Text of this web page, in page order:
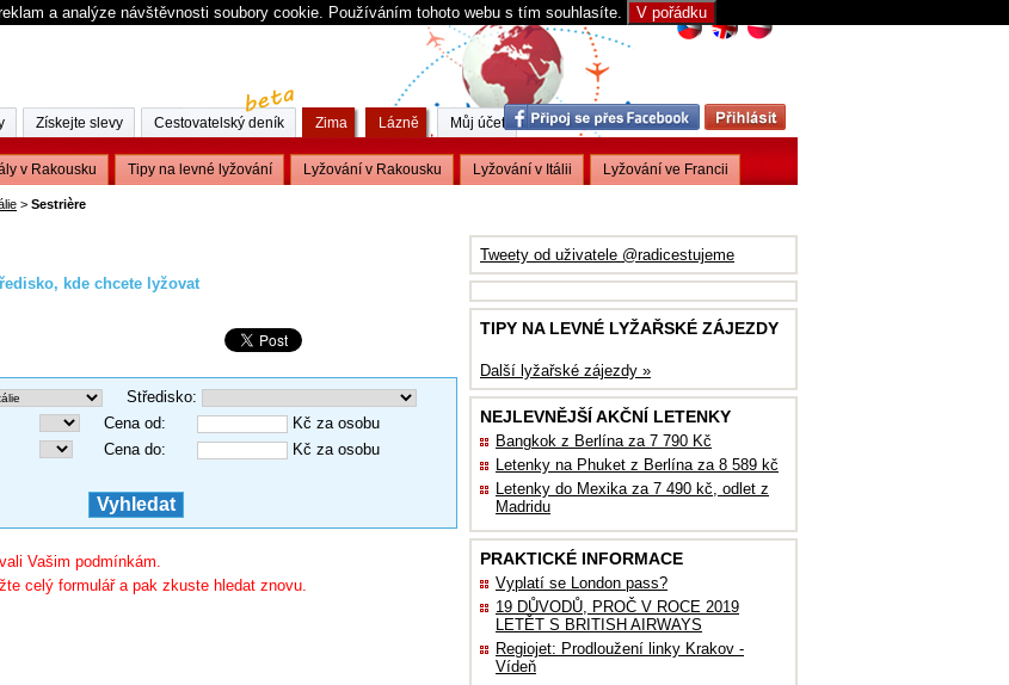
a analýze návštěvnosti soubory cookie. Používáním tohoto webu s tím souhlasíte. V pořádku
> Sestrière
kde chcete lyžovat
Středisko:
Cena od:
Kč za osobu
Cena do:
Kč za osobu
Vašim podmínkám.
celý formulář a pak zkuste hledat znovu.
Tweety od uživatele @radicestujeme
TIPY NA LEVNÉ LYŽAŘSKÉ ZÁJEZDY
Další lyžařské zájezdy »
NEJLEVNĚJŠÍ AKČNÍ LETENKY
Bangkok z Berlína za 7 790 Kč
Letenky na Phuket z Berlína za 8 589 kč
Letenky do Mexika za 7 490 kč, odlet z
Madridu
PRAKTICKÉ INFORMACE
Vyplatí se London pass?
19 DŮVODŮ, PROČ V ROCE 2019
LETĚT S BRITISH AIRWAYS
Regiojet: Prodloužení linky Krakov -
Vídeň
Získejte slevy Cestovatelský deník Zima
v Rakousku Tipy na levné lyžování Lyžování v Rakousku Lyžování v Itálii Lyžování ve Francii
Lázně Můj účet